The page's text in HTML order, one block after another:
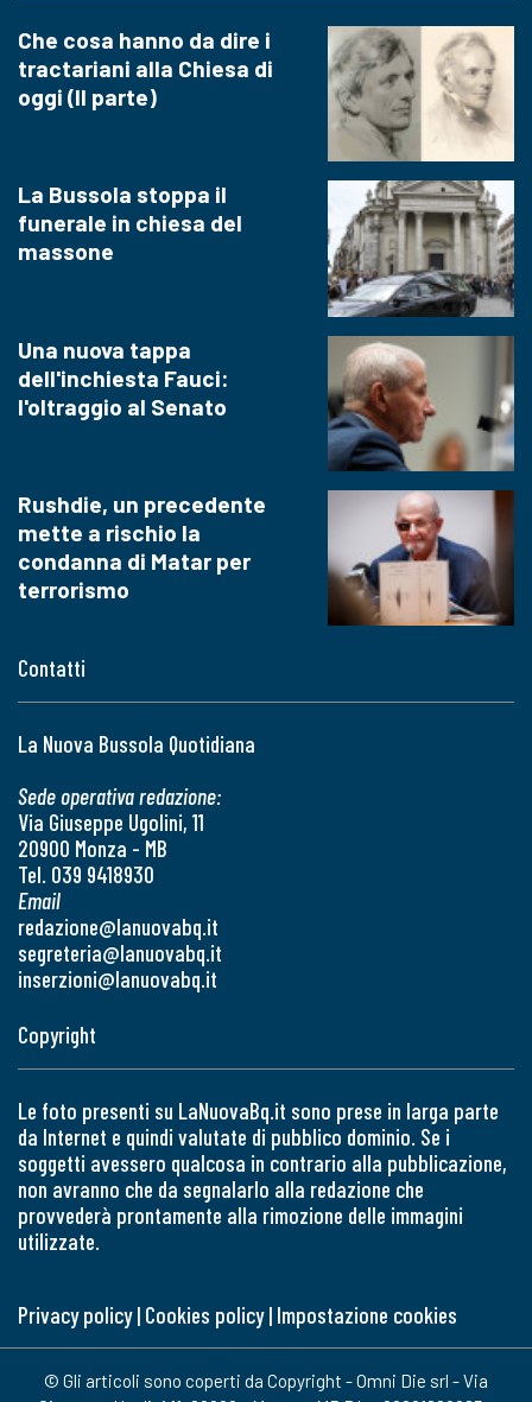
Contatti
La Nuova Bussola Quotidiana
Sede operativa redazione:
Via Giuseppe Ugolini, 11
20900 Monza - MB
Tel. 039 9418930
Email
redazione@lanuovabq.it
segreteria@lanuovabq.it
inserzioni@lanuovabq.it
Che cosa hanno da dire i
tractariani alla Chiesa di
oggi (II parte)
La Bussola stoppa il
funerale in chiesa del
massone
Una nuova tappa
dell'inchiesta Fauci:
l'oltraggio al Senato
Rushdie, un precedente
mette a rischio la
condanna di Matar per
terrorismo
Copyright
Le foto presenti su LaNuovaBq.it sono prese in larga parte
da Internet e quindi valutate di pubblico dominio. Se i
soggetti avessero qualcosa in contrario alla pubblicazione,
non avranno che da segnalarlo alla redazione che
provvederà prontamente alla rimozione delle immagini
utilizzate.
Privacy policy| Cookies policy| Impostazione cookies
© Gli articoli sono coperti da Copyright - Omni Die srl - Via